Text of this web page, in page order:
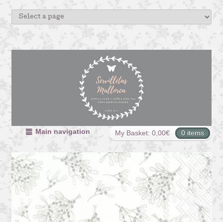
My Basket: 0,00€ 0 items
Main navigation